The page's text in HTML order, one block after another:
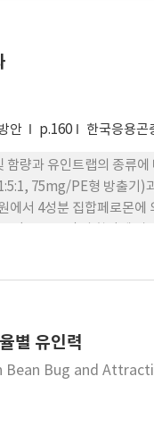
되었다. 그러나 지역과 시
율인 0~12% 보다 더 특
에서 더 효율적으로 포획
나방 성충은 4월과 5월
안 p.160 한국응용곤
량과 유인트랩의 종류에
75mg/PE형 방출기)
서 4성분 집합페로몬에
높았다. 가로줄노린재의
>풍뎅이트랩> 펀넬트랩
별 유인력
Bug and